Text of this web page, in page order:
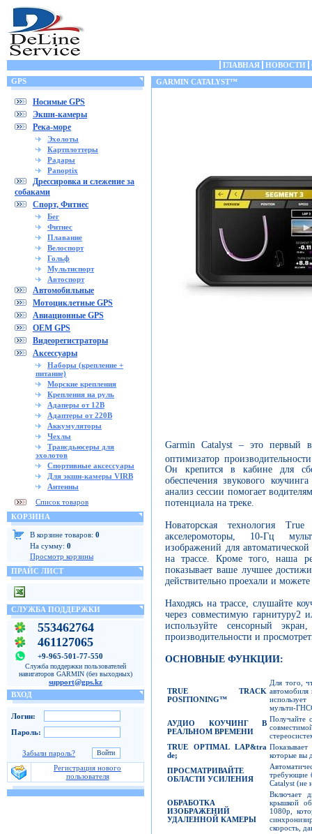
ГЛАВНАЯ НОВОСТИ
GPS
Носимые GPS
Экшн-камеры
Река-море
Эхолоты
Картплоттеры
Радары
Panoptix
Дрессировка и слежение за
собаками
Спорт, Фитнес
Бег
Фитнес
Плавание
Велоспорт
Гольф
Мультиспорт
Автоспорт
Автомобильные
Мотоциклетные GPS
Авиационные GPS
OEM GPS
Видеорегистраторы
Аксессуары
Наборы (крепление +
питание)
Морские крепления
Крепления на руль
Адаперы от 12В
Адаптеры от 220В
Аккумуляторы
Чехлы
Трансдьюсеры для
эхолотов
Спортивные аксессуары
Для экшн-камеры VIRB
Антенны
Список товаров
КОРЗИНА
В корзине товаров: 0
На сумму: 0
Просмотр корзины
ПРАЙС ЛИСТ
СЛУЖБА ПОДДЕРЖКИ
553462764
461127065
+9-965-501-77-550
Служба поддержки пользователей
навигаторов GARMIN (без выходных)
support@gps.kz
ВХОД
Логин:
Пароль:
Забыли пароль?
Регистрация нового
пользователя
GARMIN CATALYST™
Garmin Catalyst – это первый
оптимизатор
Он крепится в кабине для
обеспечения звукового
анализ сессии помогает
потенциала на треке.
Новаторская технология
акселеромоторы, 10-Гц
изображений для
на трассе. Кроме того, наша
показывает ваше лучшее
действительно проехали и
Находясь на трассе, слушайте
через совместимую гарнитуру2
используйте сенсорный
производительности и
ОСНОВНЫЕ ФУНКЦИИ:
TRUE TRACK
POSITIONING™
Для того,
мульти-
АУДИО КОУЧИНГ В
РЕАЛЬНОМ ВРЕМЕНИ
Получайте
TRUE OPTIMAL LAP&tra
de;
которые вы
ПРОСМАТРИВАЙТЕ
ОБЛАСТИ УСИЛЕНИЯ
требующие
Catalyst (не
ОБРАБОТКА
ИЗОБРАЖЕНИЙ
УДАЛЕННОЙ КАМЕРЫ
Включает
крышкой
1080p,
скорость,